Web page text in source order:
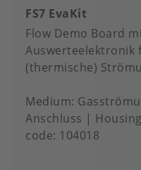
FS7 EvaKit
Flow Demo Board
Auswerteelektronik
(thermische)
Medium
Anschluss
Housing
code: 104018